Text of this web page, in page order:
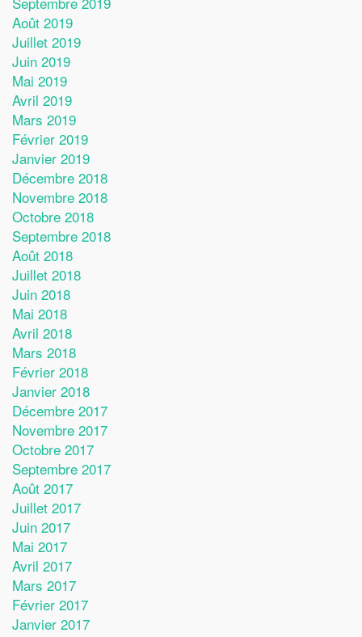
Août 2019
Juillet 2019
Juin 2019
Mai 2019
Avril 2019
Mars 2019
Février 2019
Janvier 2019
Décembre 2018
Novembre 2018
Octobre 2018
Septembre 2018
Août 2018
Juillet 2018
Juin 2018
Mai 2018
Avril 2018
Mars 2018
Février 2018
Janvier 2018
Décembre 2017
Novembre 2017
Octobre 2017
Septembre 2017
Août 2017
Juillet 2017
Juin 2017
Mai 2017
Avril 2017
Mars 2017
Février 2017
Janvier 2017